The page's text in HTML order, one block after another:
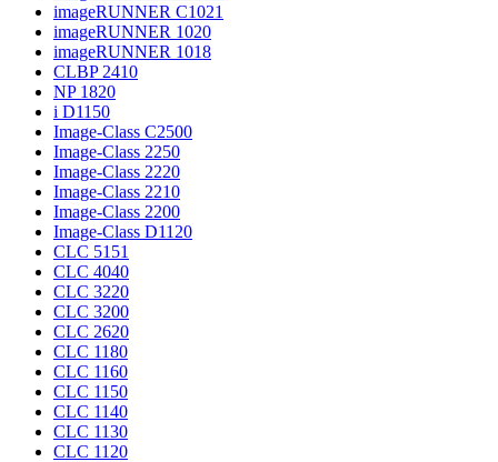
imageRUNNER C1021
imageRUNNER 1020
imageRUNNER 1018
CLBP 2410
NP 1820
i D1150
Image-Class C2500
Image-Class 2250
Image-Class 2220
Image-Class 2210
Image-Class 2200
Image-Class D1120
CLC 5151
CLC 4040
CLC 3220
CLC 3200
CLC 2620
CLC 1180
CLC 1160
CLC 1150
CLC 1140
CLC 1130
CLC 1120